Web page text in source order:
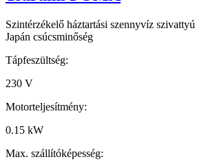
Szintérzékelő háztartási szennyvíz szivattyú
Japán csúcsminőség
Tápfeszültség:
230 V
Motorteljesítmény:
0.15 kW
Max. szállítóképesség: